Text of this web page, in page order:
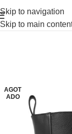
Skip to navigation
Skip to main
AGOT
ADO